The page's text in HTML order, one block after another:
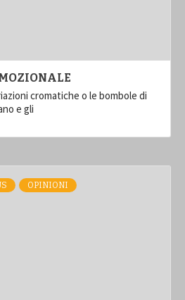
cromatiche o le bombole di
e gli
OPINIONI